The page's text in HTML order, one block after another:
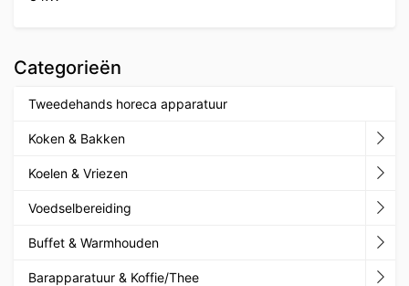
Categorieën
Tweedehands horeca apparatuur
Koken & Bakken
Koelen & Vriezen
Voedselbereiding
Buffet & Warmhouden
Barapparatuur & Koffie/Thee